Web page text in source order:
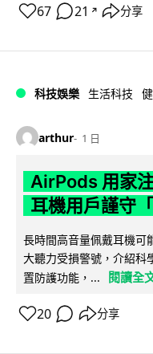
67 21 ↗ 分享
科技娛樂 生活科技
arthur 1 日
AirPods 用家
耳機用戶謹守
長時間高音量佩戴耳機可
大聽力受損警號，介紹
置防護功能，...
閱讀全
20 分享